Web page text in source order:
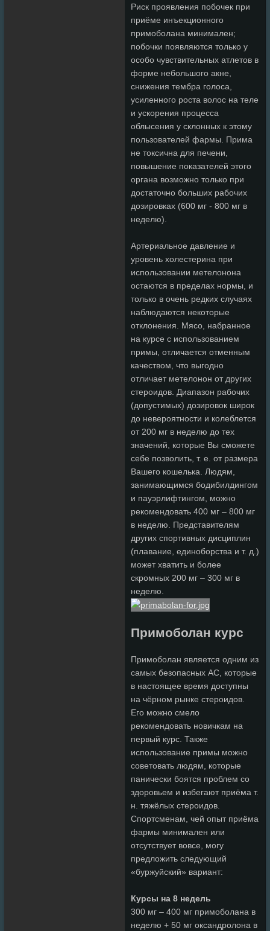
Риск проявления побочек при
приёме инъекционного
примоболана минимален;
побочки появляются только у
особо чувствительных атлетов в
форме небольшого акне,
снижения тембра голоса,
усиленного роста волос на теле
и ускорения процесса
облысения у склонных к этому
пользователей фармы. Прима
не токсична для печени,
повышение показателей этого
органа возможно только при
достаточно больших рабочих
дозировках (600 мг - 800 мг в
неделю).
Артериальное давление и
уровень холестерина при
использовании метелонона
остаются в пределах нормы, и
только в очень редких случаях
наблюдаются некоторые
отклонения. Мясо, набранное
на курсе с использованием
примы, отличается отменным
качеством, что выгодно
отличает метелонон от других
стероидов. Диапазон рабочих
(допустимых) дозировок широк
до невероятности и колеблется
от 200 мг в неделю до тех
значений, которые Вы сможете
себе позволить, т. е. от размера
Вашего кошелька. Людям,
занимающимся бодибилдингом
и пауэрлифтингом, можно
рекомендовать 400 мг – 800 мг
в неделю. Представителям
других спортивных дисциплин
(плавание, единоборства и т. д.)
может хватить и более
скромных 200 мг – 300 мг в
неделю.
Примоболан курс
Примоболан является одним из
самых безопасных АС, которые
в настоящее время доступны
на чёрном рынке стероидов.
Его можно смело
рекомендовать новичкам на
первый курс. Также
использование примы можно
советовать людям, которые
панически боятся проблем со
здоровьем и избегают приёма т.
н. тяжёлых стероидов.
Спортсменам, чей опыт приёма
фармы минимален или
отсутствует вовсе, могу
предложить следующий
«буржуйский» вариант:
Курсы на 8 недель
300 мг – 400 мг примоболана в
неделю + 50 мг оксандролона в